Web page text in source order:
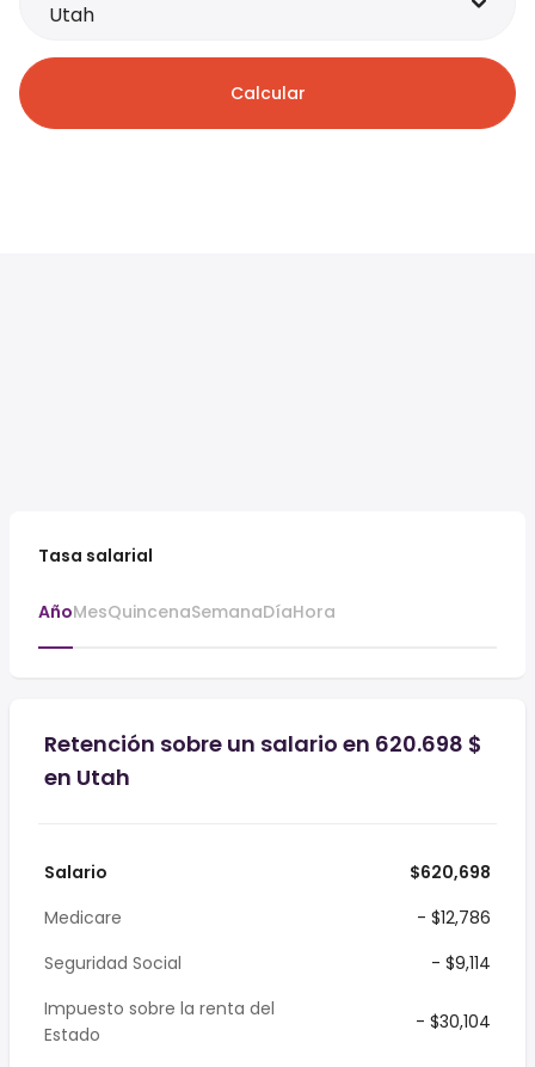
Utah
Calcular
Tasa salarial
AñoMesQuincenaSemanaDíaHora
Retención sobre un salario en 620.698 $
en Utah
Salario
$620,698
Medicare
- $12,786
Seguridad Social
- $9,114
Impuesto sobre la renta del
Estado
- $30,104